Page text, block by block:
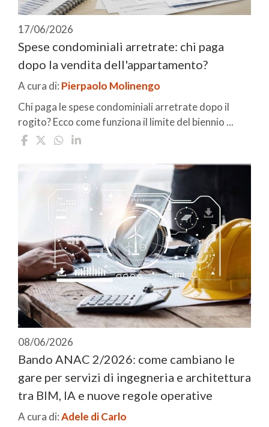
17/06/2026
Spese condominiali arretrate: chi paga
dopo la vendita dell'appartamento?
A cura di: Pierpaolo Molinengo
Chi paga le spese condominiali arretrate dopo il
rogito? Ecco come funziona il limite del biennio ...
08/06/2026
Bando ANAC 2/2026: come cambiano le
gare per servizi di ingegneria e architettura
tra BIM, IA e nuove regole operative
A cura di:Adele di Carlo